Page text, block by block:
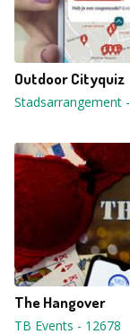
Outdoor Cityquiz
Stadsarrangement -
The Hangover
TB Events - 12678